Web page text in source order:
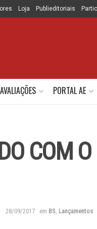
Loja Publieditoriais
AVALIAÇÕES PORTAL AE
COM
28/09/2017 em BS, Lançamentos